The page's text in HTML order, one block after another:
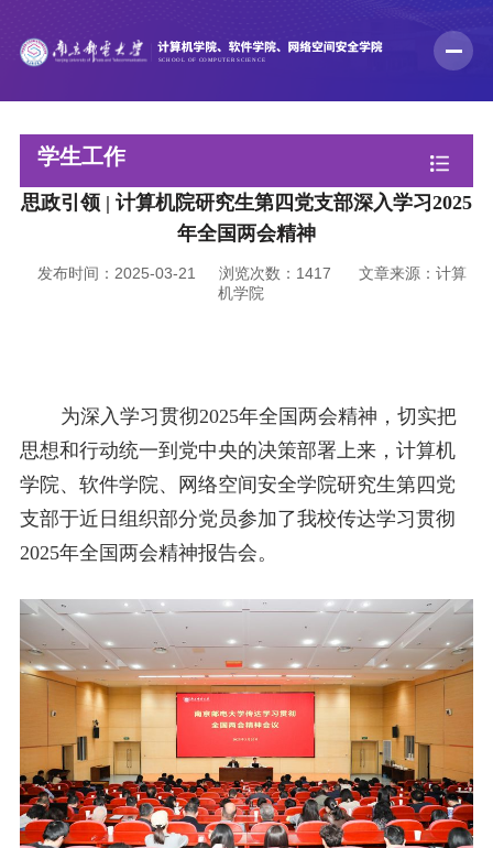
学生工作
思政引领 | 计算机院研究生第四党支部深入学习2025
年全国两会精神
发布时间：2025-03-21 浏览次数： 1417
文章来源：计算
机学院
为深入学习贯彻2025年全国两会精神，切实把
思想和行动统一到党中央的决策部署上来，计算机
学院、软件学院、网络空间安全学院研究生第四党
支部于近日组织部分党员参加了我校传达学习贯彻
2025年全国两会精神报告会。